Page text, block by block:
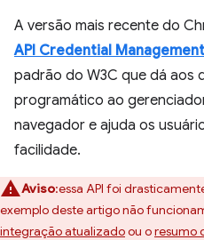
A versão mais recente do
API Credential Management
padrão do W3C que dá aos
programático ao
navegador e ajuda os
facilidade.
Aviso:essa API foi
exemplo deste artigo não
integração atualizadoou oresumo